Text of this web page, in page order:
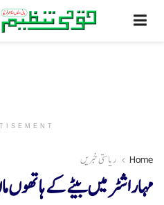
Home ریاستی خبریں
مہاراشٹر میں بیٹے کے ہاتھوں